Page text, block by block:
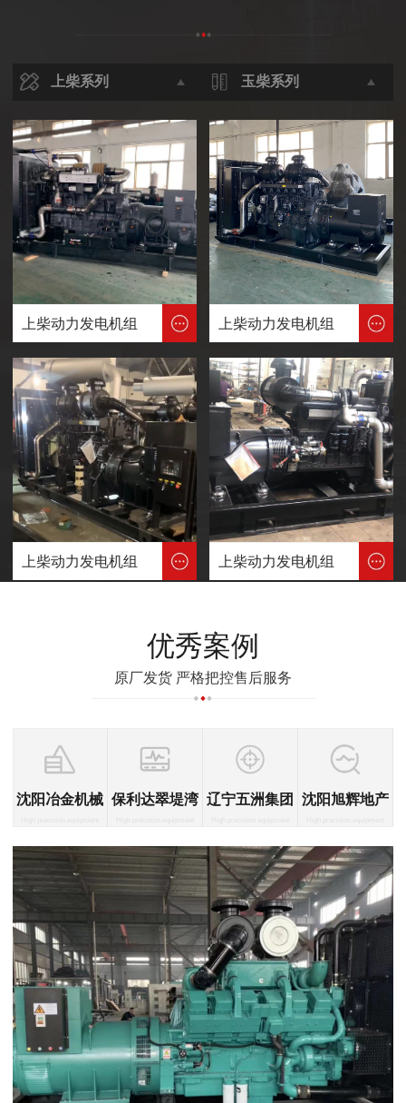
上柴系列 玉柴系列
上柴动力发电机组 上柴动力发电机组
上柴动力发电机组 上柴动力发电机组
优秀案例
原厂发货 严格把控售后服务
沈阳冶金机械 保利达翠堤湾 辽宁五洲集团 沈阳旭辉地产